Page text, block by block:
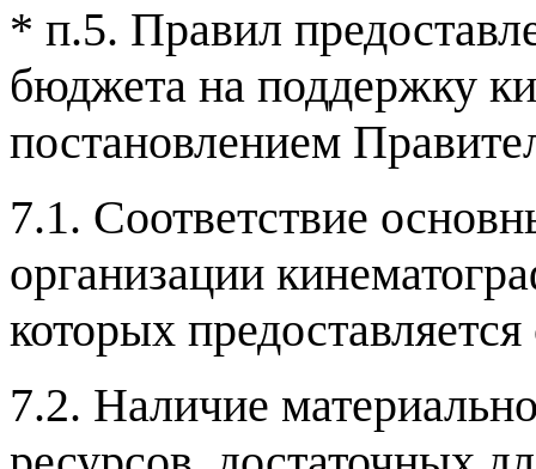
* п.5. Правил
бюджета на поддержку
постановлением
7.1. Соответствие
организации
которых
7.2. Наличие